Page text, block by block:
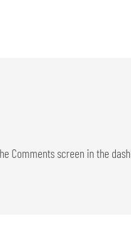
Comments screen in the